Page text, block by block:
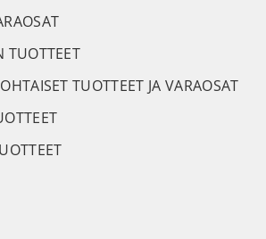
TUOTTEET
TUOTTEET JA VARAOSAT